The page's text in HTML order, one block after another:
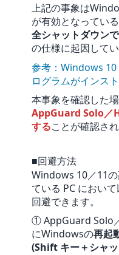
上記の事象は
が有効となってい
全シャットダウン
の仕様に起因してい
参考：Windows 10
ログラムがインス
本事象を確認した場
AppGuard Solo／
することが確認され
■回避方法
Windows 10／11
ている PC におい
回避できます。
① AppGuard Solo
にWindowsの再起
(Shift キー＋シャ